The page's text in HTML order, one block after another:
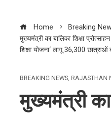
Home
Breaking
मुख्यमंत्री का बालिका शिक्षा
शिक्षा योजना‘ लागू 36,300
BREAKING NEWS, RAJASTHAN
मुख्यमंत्री